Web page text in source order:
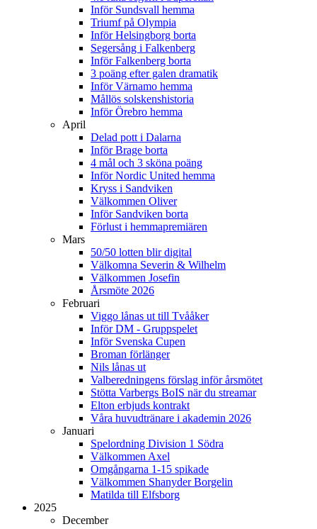
Inför Sundsvall hemma
Triumf på Olympia
Inför Helsingborg borta
Segersång i Falkenberg
Inför Falkenberg borta
3 poäng efter galen dramatik
Inför Värnamo hemma
Mållös solskenshistoria
Inför Örebro hemma
April
Delad pott i Dalarna
Inför Brage borta
4 mål och 3 sköna poäng
Inför Nordic United hemma
Kryss i Sandviken
Välkommen Oliver
Inför Sandviken borta
Förlust i hemmapremiären
Mars
50/50 lotten blir digital
Välkomna Severin & Wilhelm
Välkommen Josefin
Årsmöte 2026
Februari
Viggo lånas ut till Tvååker
Inför DM - Gruppspelet
Inför Svenska Cupen
Broman förlänger
Nils lånas ut
Valberedningens förslag inför årsmötet
Stötta Varbergs BoIS när du streamar
Elton erbjuds kontrakt
Våra huvudtränare i akademin 2026
Januari
Spelordning Division 1 Södra
Välkommen Axel
Omgångarna 1-15 spikade
Välkommen Shanyder Borgelin
Matilda till Elfsborg
2025
December